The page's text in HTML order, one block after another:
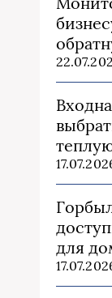
для